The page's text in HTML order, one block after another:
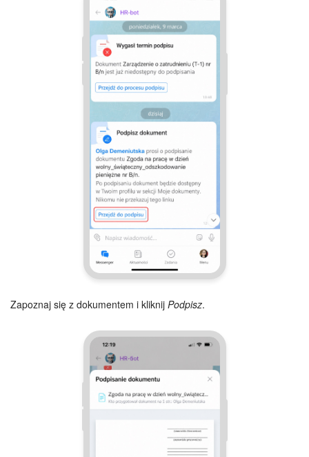
Grupy robocze
Bitrix24 Market
Strony internetowe
Automatyzacja
Zarządzanie asortymentem produktów
Ustawienia
Subskrypcja
Aplikacja desktopowa
Widżet pracownika
Centrum Kontaktowe
Zapoznaj się z dokumentem i kliknij Podpisz.